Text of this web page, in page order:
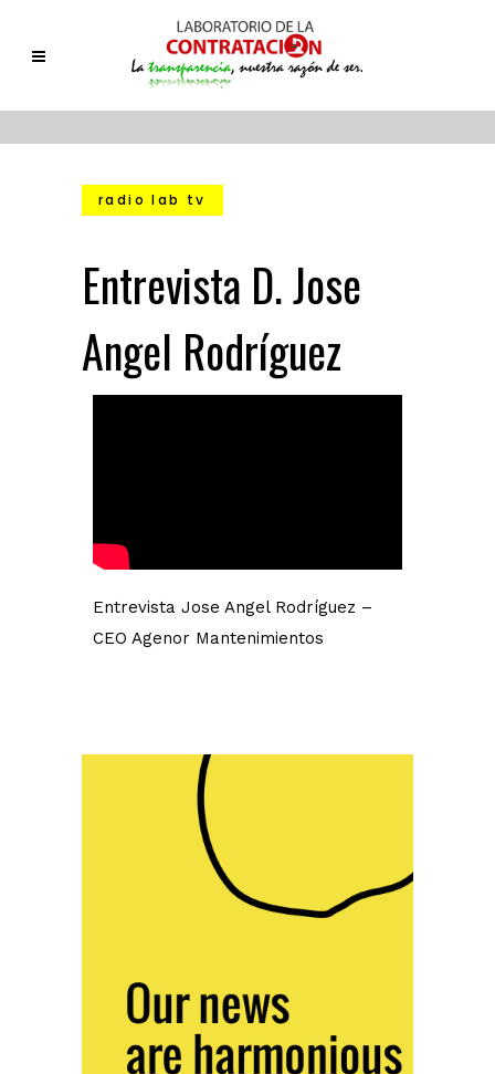
radio lab tv
Entrevista D. Jose
Angel Rodríguez
Entrevista Jose Angel Rodríguez –
CEO Agenor Mantenimientos